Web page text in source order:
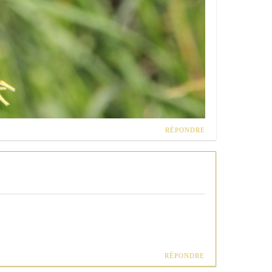
RÉPONDRE
RÉPONDRE